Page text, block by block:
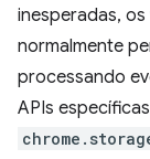
inesperadas,
normalmente
processando
APIs